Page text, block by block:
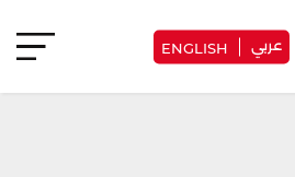
عربي ENGLISH